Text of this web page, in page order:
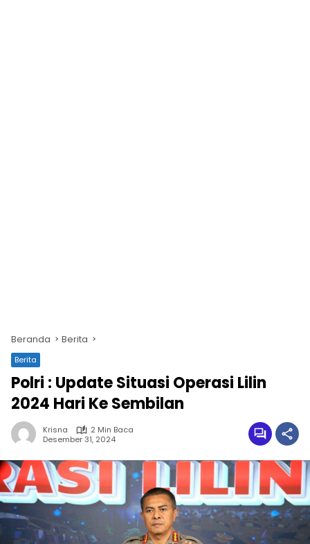
Beranda Berita
Berita
Polri : Update Situasi Operasi Lilin
2024 Hari Ke Sembilan
Krisna
2 Min Baca
Desember 31, 2024